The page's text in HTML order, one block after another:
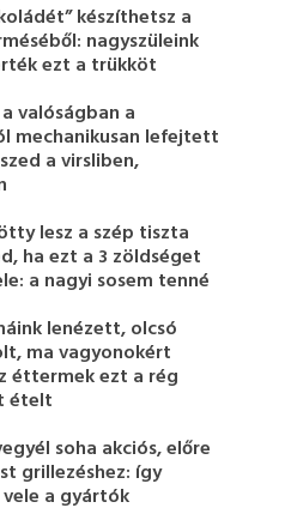
készíthetsz a
nagyszüleink
ezt a trükköt
valóságban a
mechanikusan lefejtett
a virsliben,
lesz a szép tiszta
ha ezt a 3 zöldséget
a nagyi sosem tenné
lenézett, olcsó
ma vagyonokért
éttermek ezt a rég
ételt
soha akciós, előre
grillezéshez: így
a gyártók